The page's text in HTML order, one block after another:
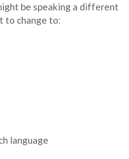
be speaking a different
to change to:
language